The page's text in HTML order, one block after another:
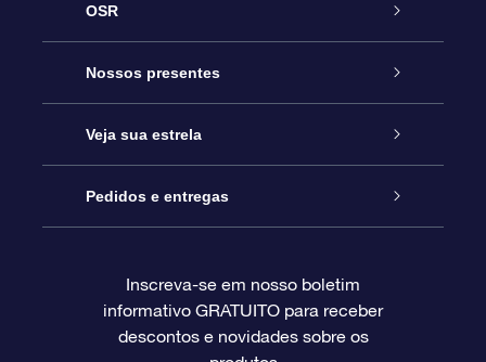
OSR
Serviço
Entre em contato conosco
Blog
Avaliações
Nossos presentes
Presente estrelar on-line
Pacote de presente da OSR
O cartão de presente da OSR
Veja sua estrela
Star Register
Página estelar personalizada
Pedidos e entregas
Informações de pagamento
Inscreva-se em nosso boletim
informativo GRATUITO para receber
descontos e novidades sobre os